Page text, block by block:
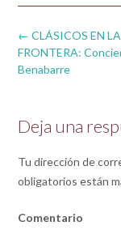
Post
navigation
← CLÁSICOS EN LA
FRONTERA:
Benabarre
Deja una
Tu dirección de
obligatorios están
Comentario